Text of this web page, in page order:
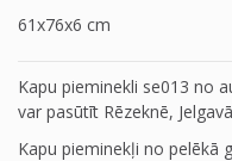
61x76x6 cm
Kapu pieminekli se013 no
var pasūtīt Rēzeknē,
Kapu pieminekļi no pelēkā